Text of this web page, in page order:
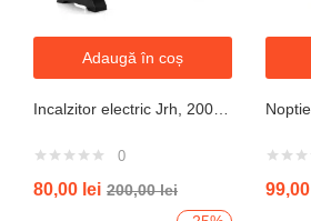
Adaugă în coș
0
80,00 lei 200,00lei 99,00